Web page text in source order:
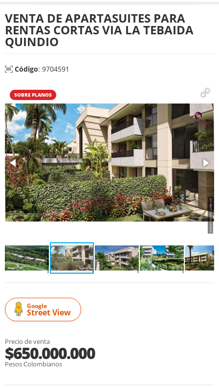
VENTA DE APARTASUITES PARA
RENTAS CORTAS VIA LA TEBAIDA
QUINDIO
Código: 9704591
SOBRE PLANOS
Google
Street View
Precio de venta
$650.000.000
Pesos Colombianos